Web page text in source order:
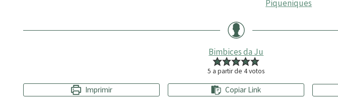
Piqueniques
Bimbices da Ju
5 a partir de4votos
Imprimir Copiar Link